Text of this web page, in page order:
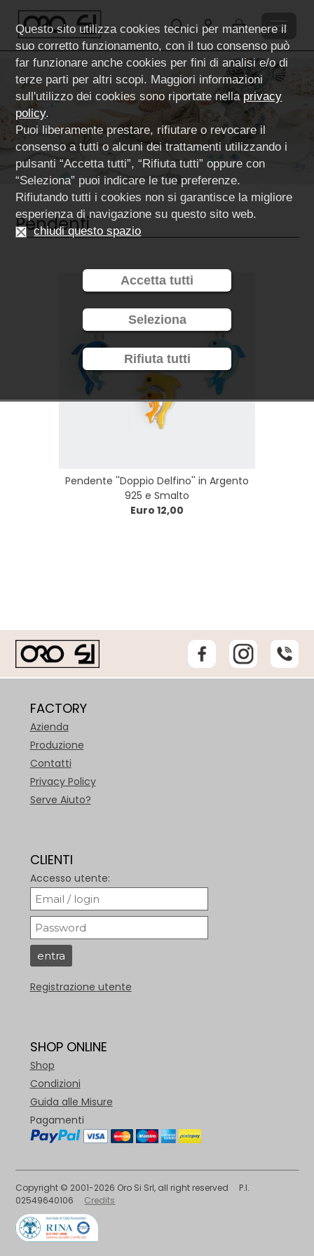
Pendenti
Pendente ''Doppio Delfino'' in Argento
925 e Smalto
Euro 12,00
FACTORY
Azienda
Produzione
Contatti
Privacy Policy
Serve Aiuto?
CLIENTI
Accesso utente:
Registrazione utente
SHOP ONLINE
Shop
Condizioni
Guida alle Misure
Pagamenti
Copyright © 2001-2026 Oro Si Srl, all right reserved P.I.
02549640106 Credits
Questo sito utilizza cookies tecnici per mantenere il
suo corretto funzionamento, con il tuo consenso può
far funzionare anche cookies per fini di analisi e/o di
terze parti per altri scopi. Maggiori informazioni
sull'utilizzo dei cookies sono riportate nellaprivacy
policy.
Puoi liberamente prestare, rifiutare o revocare il
consenso a tutti o alcuni dei trattamenti utilizzando i
pulsanti “Accetta tutti”, “Rifiuta tutti” oppure con
“Seleziona” puoi indicare le tue preferenze.
Rifiutando tutti i cookies non si garantisce la migliore
esperienza di navigazione su questo sito web.
chiudi questo spazio
Accetta tutti
Seleziona
Rifiuta tutti